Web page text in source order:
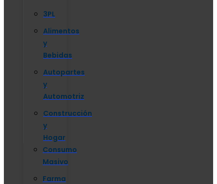
3PL
Alimentos
y
Bebidas
Autopartes
y
Automotriz
Construcción
y
Hogar
Consumo
Masivo
Farma